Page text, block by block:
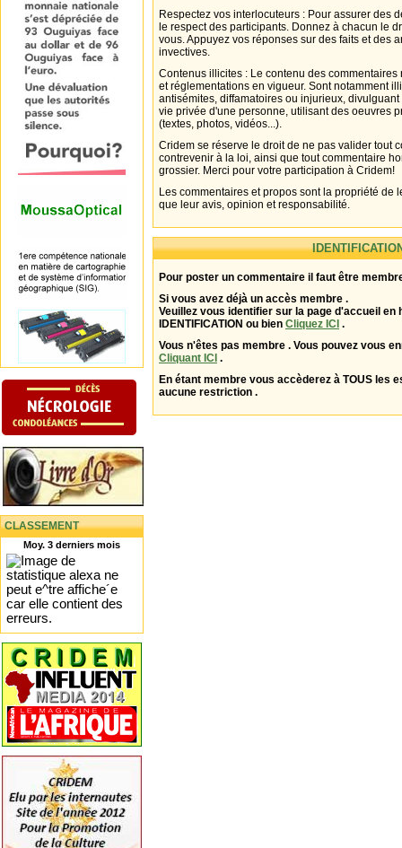
CLASSEMENT
Moy. 3 derniers mois
Respectez vos interlocuteurs : Pour assurer des
le respect des participants. Donnez à chacun le
vous. Appuyez vos réponses sur des faits et des
invectives.
Contenus illicites : Le contenu des
et réglementations en vigueur. Sont notamment
antisémites, diffamatoires ou injurieux,
vie privée d'une personne, utilisant des oeuvres
(textes, photos, vidéos...).
Cridem se réserve le droit de ne pas valider tout
contrevenir à la loi, ainsi que tout commentaire
grossier. Merci pour votre participation à Cridem!
Les commentaires et propos sont la propriété de
que leur avis, opinion et responsabilité.
Pour poster un commentaire il faut être
Si vous avez déjà un accès membre .
Veuillez vous identifier sur la page d'accueil en
IDENTIFICATION ou bien Cliquez ICI .
Vous n'êtes pas membre . Vous pouvez vous
Cliquant ICI .
En étant membre vous accèderez à TOUS les
aucune restriction .